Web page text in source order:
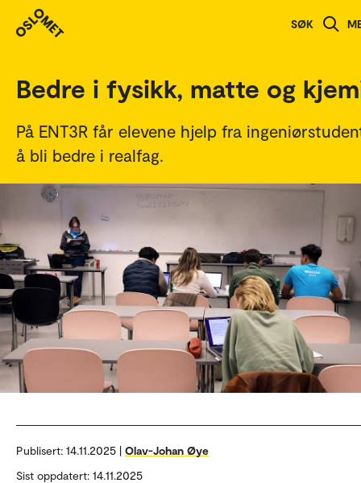
SØK
Studenthistorier
Bedre i fysikk, matte og
På ENT3R får elevene hjelp fra
å bli bedre i realfag.
Publisert: 14.11.2025 | Olav-Johan Øye
Sist oppdatert: 14.11.2025